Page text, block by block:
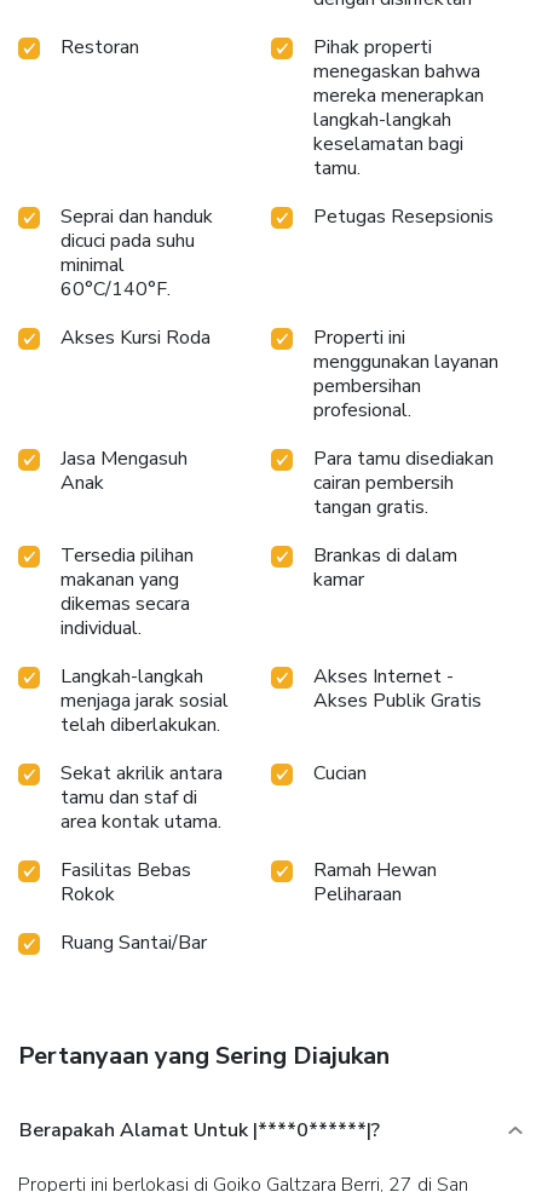
Restoran
Pihak properti
menegaskan bahwa
mereka menerapkan
langkah-langkah
keselamatan bagi
tamu.
Seprai dan handuk
dicuci pada suhu
minimal
60°C/140°F.
Petugas Resepsionis
Akses Kursi Roda
Properti ini
menggunakan layanan
pembersihan
profesional.
Jasa Mengasuh
Anak
Para tamu disediakan
cairan pembersih
tangan gratis.
Tersedia pilihan
makanan yang
dikemas secara
individual.
Brankas di dalam
kamar
Langkah-langkah
menjaga jarak sosial
telah diberlakukan.
Akses Internet -
Akses Publik Gratis
Sekat akrilik antara
tamu dan staf di
area kontak utama.
Cucian
Fasilitas Bebas
Rokok
Ramah Hewan
Peliharaan
Ruang Santai/Bar
Pertanyaan yang Sering Diajukan
Berapakah Alamat Untuk |****0******|?
Properti ini berlokasi di Goiko Galtzara Berri, 27 di San